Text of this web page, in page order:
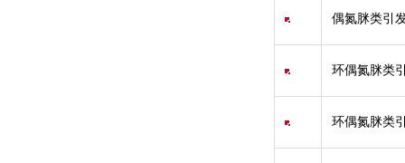
偶氮脒类引
环偶氮脒类
环偶氮脒类